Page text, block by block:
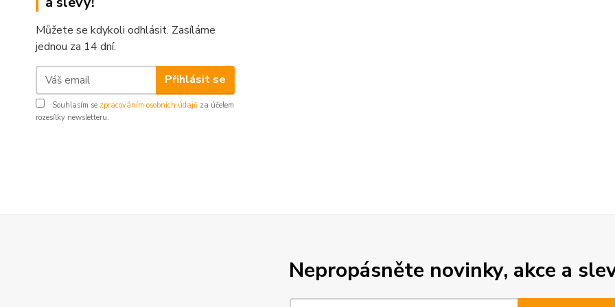
Můžete se kdykoli odhlásit. Zasíláme
jednou za 14 dní.
Přihlásit se
Souhlasím se zpracováním osobních údajů za účelem
rozesílky newsletteru.
Nepropásněte novinky, akce a